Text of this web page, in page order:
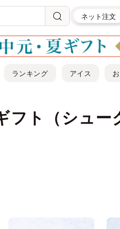
ネット注文
ランキング アイス
フト（シュー